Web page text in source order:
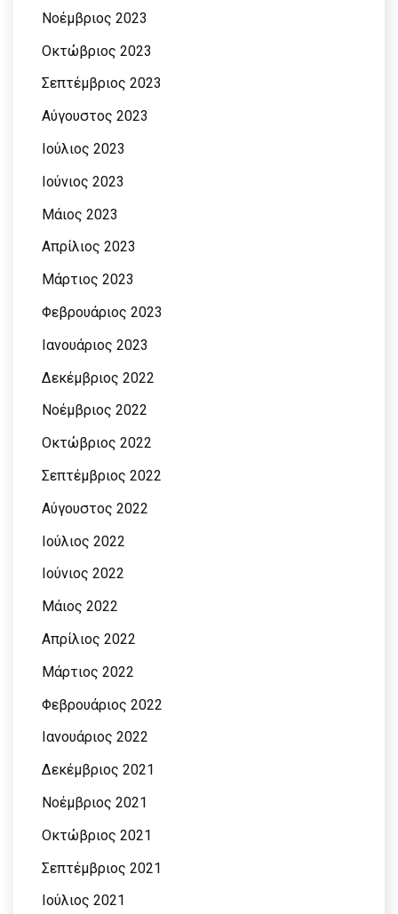
Νοέμβριος 2023
Οκτώβριος 2023
Σεπτέμβριος 2023
Αύγουστος 2023
Ιούλιος 2023
Ιούνιος 2023
Μάιος 2023
Απρίλιος 2023
Μάρτιος 2023
Φεβρουάριος 2023
Ιανουάριος 2023
Δεκέμβριος 2022
Νοέμβριος 2022
Οκτώβριος 2022
Σεπτέμβριος 2022
Αύγουστος 2022
Ιούλιος 2022
Ιούνιος 2022
Μάιος 2022
Απρίλιος 2022
Μάρτιος 2022
Φεβρουάριος 2022
Ιανουάριος 2022
Δεκέμβριος 2021
Νοέμβριος 2021
Οκτώβριος 2021
Σεπτέμβριος 2021
Ιούλιος 2021